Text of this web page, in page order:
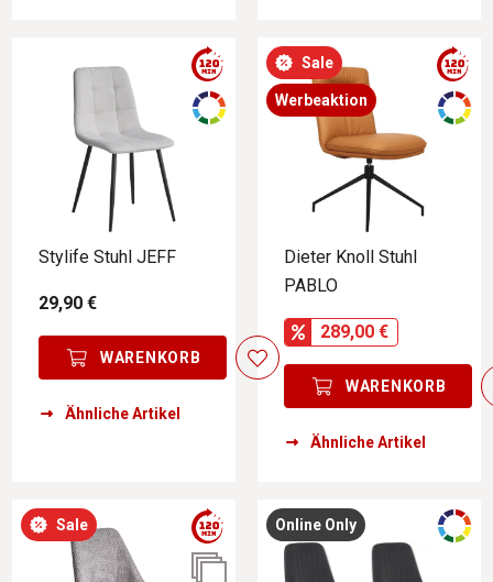
Stylife Stuhl JEFF
29,90 €
WARENKORB
Ähnliche Artikel
Sale
Werbeaktion
Dieter Knoll Stuhl
PABLO
289,00 €
WARENKORB
Ähnliche Artikel
Sale Online Only